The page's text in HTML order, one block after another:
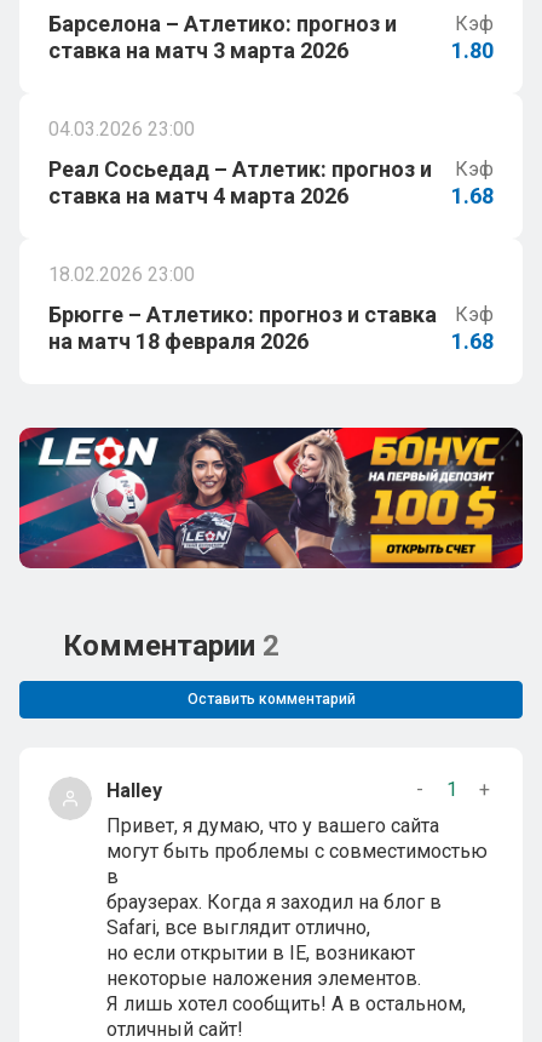
Барселона – Атлетико: прогноз и
ставка на матч 3 марта 2026
Кэф
1.80
04.03.2026 23:00
Реал Сосьедад – Атлетик: прогноз и
ставка на матч 4 марта 2026
Кэф
1.68
18.02.2026 23:00
Брюгге – Атлетико: прогноз и ставка
на матч 18 февраля 2026
Кэф
1.68
Комментарии 2
Оставить комментарий
Halley - 1
+
Привет, я думаю, что у вашего сайта
могут быть проблемы с совместимостью
в
браузерах. Когда я заходил на блог в
Safari, все выглядит отлично,
но если открытии в IE, возникают
некоторые наложения элементов.
Я лишь хотел сообщить! А в остальном,
отличный сайт!